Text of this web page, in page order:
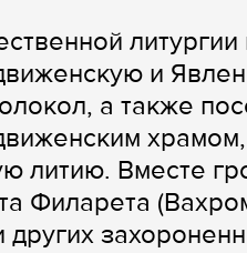
и
а также
литию. Вместе
Филарета
других